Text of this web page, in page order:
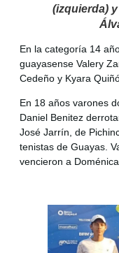
(izquierda)
En la categoría 14
guayasense Valery
Cedeño y Kyara
En 18 años varones
Daniel Benitez
José Jarrín, de
tenistas de Guayas.
vencieron a